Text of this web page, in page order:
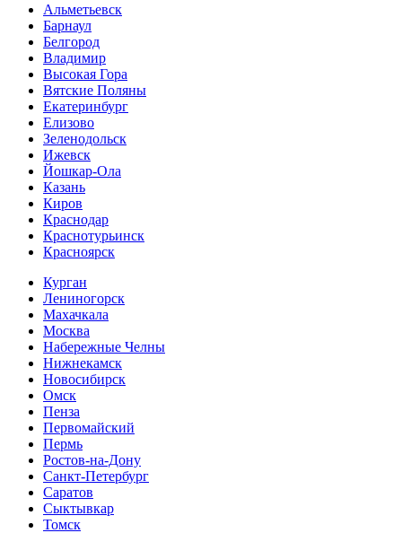
Альметьевск
Барнаул
Белгород
Владимир
Высокая Гора
Вятские Поляны
Екатеринбург
Елизово
Зеленодольск
Ижевск
Йошкар-Ола
Казань
Киров
Краснодар
Краснотурьинск
Красноярск
Курган
Лениногорск
Махачкала
Москва
Набережные Челны
Нижнекамск
Новосибирск
Омск
Пенза
Первомайский
Пермь
Ростов-на-Дону
Санкт-Петербург
Саратов
Сыктывкар
Томск